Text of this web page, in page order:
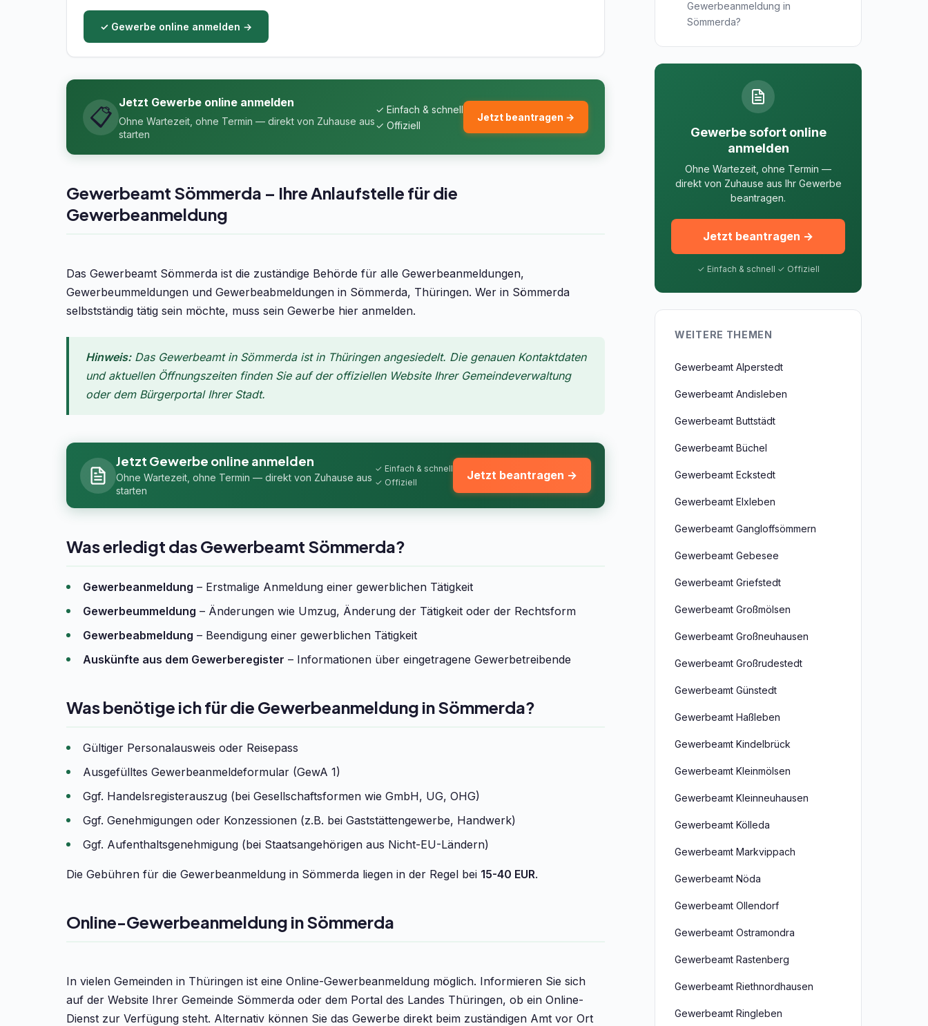
✓ Gewerbe online anmelden →
📋
Jetzt Gewerbe online anmelden
Ohne Wartezeit, ohne Termin — direkt von Zuhause aus
starten
✓ Einfach & schnell
✓ Offiziell
Jetzt beantragen →
Gewerbeamt Sömmerda – Ihre Anlaufstelle für die
Gewerbeanmeldung
Das Gewerbeamt Sömmerda ist die zuständige Behörde für alle Gewerbeanmeldungen,
Gewerbeummeldungen und Gewerbeabmeldungen in Sömmerda, Thüringen. Wer in Sömmerda
selbstständig tätig sein möchte, muss sein Gewerbe hier anmelden.
Hinweis:Das Gewerbeamt in Sömmerda ist in Thüringen angesiedelt. Die genauen Kontaktdaten
und aktuellen Öffnungszeiten finden Sie auf der offiziellen Website Ihrer Gemeindeverwaltung
oder dem Bürgerportal Ihrer Stadt.
Jetzt Gewerbe online anmelden
Ohne Wartezeit, ohne Termin — direkt von Zuhause aus
starten
✓ Einfach & schnell
✓ Offiziell
Jetzt beantragen →
Was erledigt das Gewerbeamt Sömmerda?
Gewerbeanmeldung – Erstmalige Anmeldung einer gewerblichen Tätigkeit
Gewerbeummeldung – Änderungen wie Umzug, Änderung der Tätigkeit oder der Rechtsform
Gewerbeabmeldung – Beendigung einer gewerblichen Tätigkeit
Auskünfte aus dem Gewerberegister – Informationen über eingetragene Gewerbetreibende
Was benötige ich für die Gewerbeanmeldung in Sömmerda?
Gültiger Personalausweis oder Reisepass
Ausgefülltes Gewerbeanmeldeformular (GewA 1)
Ggf. Handelsregisterauszug (bei Gesellschaftsformen wie GmbH, UG, OHG)
Ggf. Genehmigungen oder Konzessionen (z.B. bei Gaststättengewerbe, Handwerk)
Ggf. Aufenthaltsgenehmigung (bei Staatsangehörigen aus Nicht-EU-Ländern)
Die Gebühren für die Gewerbeanmeldung in Sömmerda liegen in der Regel bei 15-40 EUR.
Online-Gewerbeanmeldung in Sömmerda
In vielen Gemeinden in Thüringen ist eine Online-Gewerbeanmeldung möglich. Informieren Sie sich
auf der Website Ihrer Gemeinde Sömmerda oder dem Portal des Landes Thüringen, ob ein Online-
Dienst zur Verfügung steht. Alternativ können Sie das Gewerbe direkt beim zuständigen Amt vor Ort
Gewerbeanmeldung in
Sömmerda?
Gewerbe sofort online
anmelden
Ohne Wartezeit, ohne Termin —
direkt von Zuhause aus Ihr Gewerbe
beantragen.
Jetzt beantragen →
✓ Einfach & schnell ✓ Offiziell
WEITERE THEMEN
Gewerbeamt Alperstedt
Gewerbeamt Andisleben
Gewerbeamt Buttstädt
Gewerbeamt Büchel
Gewerbeamt Eckstedt
Gewerbeamt Elxleben
Gewerbeamt Gangloffsömmern
Gewerbeamt Gebesee
Gewerbeamt Griefstedt
Gewerbeamt Großmölsen
Gewerbeamt Großneuhausen
Gewerbeamt Großrudestedt
Gewerbeamt Günstedt
Gewerbeamt Haßleben
Gewerbeamt Kindelbrück
Gewerbeamt Kleinmölsen
Gewerbeamt Kleinneuhausen
Gewerbeamt Kölleda
Gewerbeamt Markvippach
Gewerbeamt Nöda
Gewerbeamt Ollendorf
Gewerbeamt Ostramondra
Gewerbeamt Rastenberg
Gewerbeamt Riethnordhausen
Gewerbeamt Ringleben